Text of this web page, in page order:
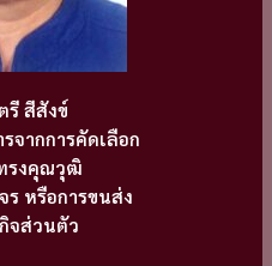
รี สีสังข์
จากการคัดเลือก
รงคุณวุฒิ
ร หรือการขนส่ง
จส่วนตัว